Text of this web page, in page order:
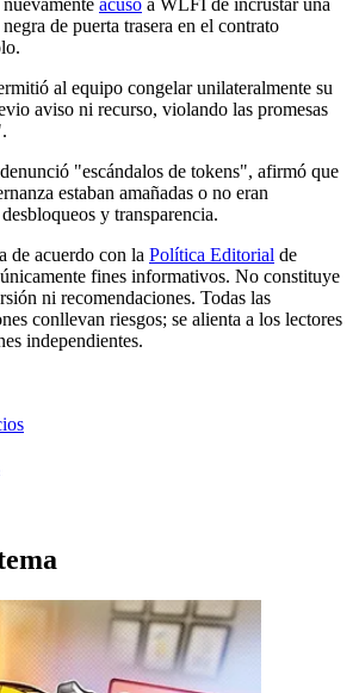
de puerta trasera en el contrato
al equipo congelar unilateralmente su
aviso ni recurso, violando las promesas
"escándalos de tokens", afirmó que
estaban amañadas o no eran
y transparencia.
de acuerdo con la Política Editorial de
fines informativos. No constituye
ni recomendaciones. Todas las
conllevan riesgos; se alienta a los lectores
independientes.